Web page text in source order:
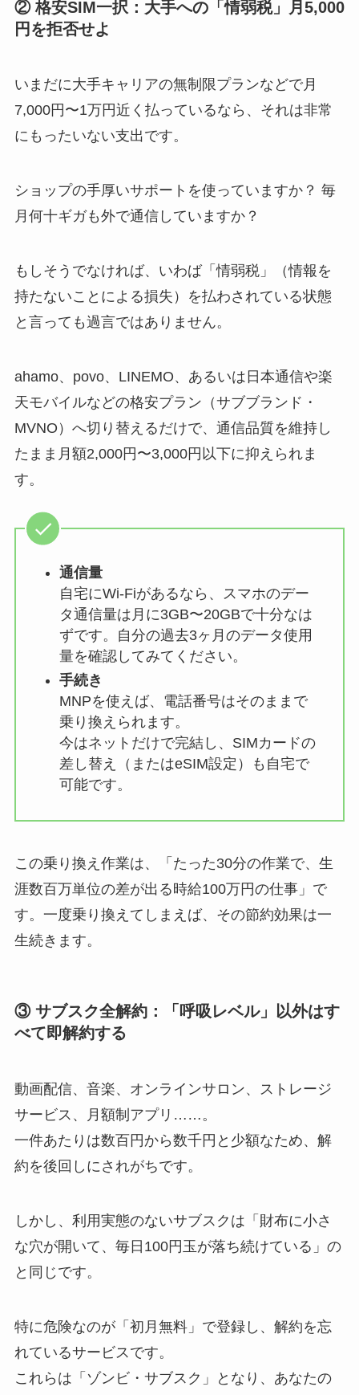
② 格安SIM一択：大手への「情弱税」月5,000
円を拒否せよ
いまだに大手キャリアの無制限プランなどで月
7,000円〜1万円近く払っているなら、それは非常
にもったいない支出です。
ショップの手厚いサポートを使っていますか？ 毎
月何十ギガも外で通信していますか？
もしそうでなければ、いわば「情弱税」
（情報を
持たないことによる損失）を払わされている状態
と言っても過言ではありません。
ahamo、povo、LINEMO、あるいは日本通信や楽
天モバイルなどの格安プラン（サブブランド・
MVNO）へ切り替えるだけで、通信品質を維持し
たまま月額2,000円〜3,000円以下に抑えられま
す。
通信量
自宅にWi-Fiがあるなら、スマホのデー
タ通信量は月に3GB〜20GBで十分なは
ずです。自分の過去3ヶ月のデータ使用
量を確認してみてください。
手続き
MNPを使えば、電話番号はそのままで
乗り換えられます。
今はネットだけで完結し、SIMカードの
差し替え（またはeSIM設定）も自宅で
可能です。
この乗り換え作業は、
「たった30分の作業で、生
涯数百万単位の差が出る時給100万円の仕事」 で
す。一度乗り換えてしまえば、その節約効果は一
生続きます。
③ サブスク全解約：「呼吸レベル」以外はす
べて即解約する
動画配信、音楽、オンラインサロン、ストレージ
サービス、月額制アプリ……。
一件あたりは数百円から数千円と少額なため、解
約を後回しにされがちです。
しかし、 利用実態のないサブスクは「財布に小さ
な穴が開いて、毎日100円玉が落ち続けている」の
と同じです。
特に危険なのが「初月無料」で登録し、解約を忘
れているサービスです。
これらは「ゾンビ・サブスク」となり、あなたの